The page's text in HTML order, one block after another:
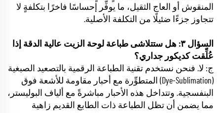
المنقوش أو العاج الثقيل، ما يوفِّر إحساسًا فاخرًا بتكلفةٍ لا
تتجاوز جزءًا ضئيلًا من التكلفة الأصلية.
السؤال ٣: هل ستتلاشى طباعة لوحة الزيت عالية الدقة إذا
عُلِّقت كديكور جداري؟
ج: لا. فنحن نستخدم تقنية الطباعة الرقمية بالتصعيد الصبغية
(Dye-Sublimation) المتطوِّرة مع أحبار مقاومة للأشعة فوق
البنفسجية. وتتداخل هذه الأحبار مباشرةً مع ألياف البوليستر،
مما يضمن أن تظل الطباعة ذات الطابع القديم زاهية